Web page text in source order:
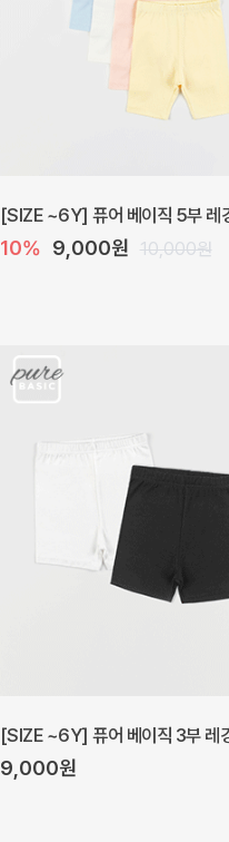
[SIZE ~6Y] 베르 원피스
10% 28,800원 32,000원
5% 39,000원 41,000원